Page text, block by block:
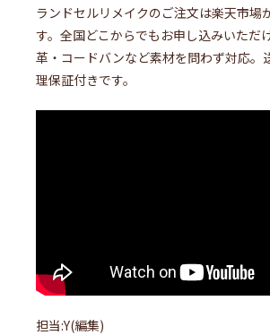
ランドセルリメイクのご注文は楽天市場
す。全国どこからでもお申し込みいただ
革・コードバンなど素材を問わず対応。
理保証付きです。
担当:Y(編集)